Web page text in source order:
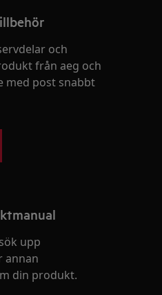
och
från aeg och
med post snabbt
upp
annan
din produkt.